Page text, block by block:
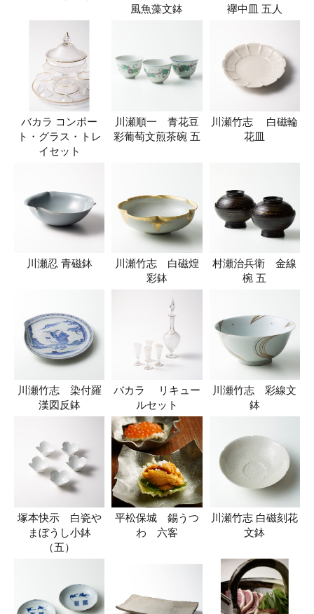
風魚藻文鉢
襷中皿 五人
バカラ コンポー
ト・グラス・トレ
イセット
川瀬順一 青花豆
彩葡萄文煎茶碗 五
川瀬竹志 白磁輪
花皿
川瀬忍 青磁鉢
川瀬竹志 白磁煌
彩鉢
村瀬治兵衛 金線
椀 五
川瀬竹志 染付羅
漢図反鉢
バカラ リキュー
ルセット
川瀬竹志 彩線文
鉢
塚本快示 白瓷や
まぼうし小鉢
（五）
平松保城 錫うつ
わ 六客
川瀬竹志 白磁刻花
文鉢